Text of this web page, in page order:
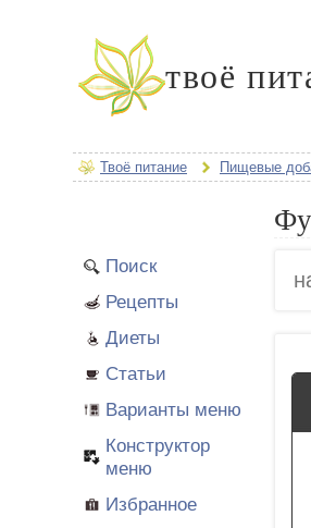
твоё
Твоё питание Пищевые
Поиск
Рецепты
Диеты
Статьи
Варианты меню
Конструктор
меню
Избранное